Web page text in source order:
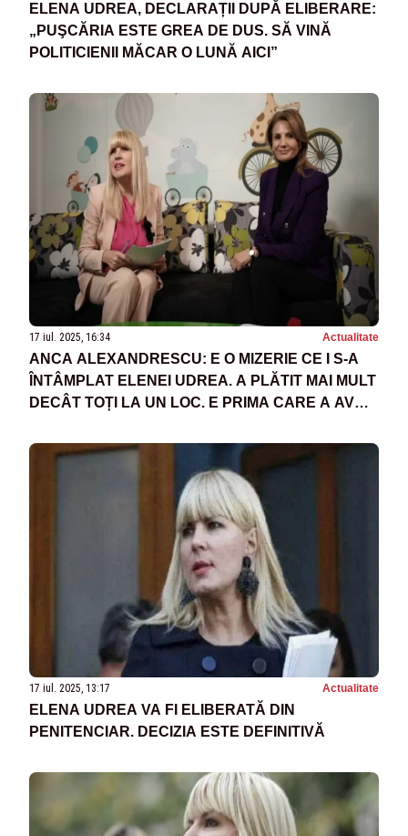
ELENA UDREA, DECLARAȚII DUPĂ ELIBERARE:
„PUŞCĂRIA ESTE GREA DE DUS. SĂ VINĂ
POLITICIENII MĂCAR O LUNĂ AICI”
17 iul. 2025, 16:34 Actualitate
ANCA ALEXANDRESCU: E O MIZERIE CE I S-A
ÎNTÂMPLAT ELENEI UDREA. A PLĂTIT MAI MULT
DECÂT TOȚI LA UN LOC. E PRIMA CARE A AVUT
PARALEL
17 iul. 2025, 13:17 Actualitate
ELENA UDREA VA FI ELIBERATĂ DIN
PENITENCIAR. DECIZIA ESTE DEFINITIVĂ